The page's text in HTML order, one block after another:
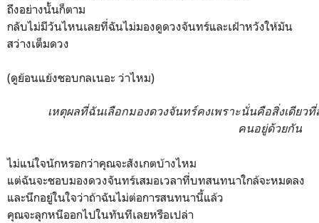
ถึงอย่างนั้นก็ตาม
กลับไม่มีวันไหนเลยที่ฉันไม่มองดูดวงจันทร์และเฝ้าหวังให้มัน
สว่างเต็มดวง
(ดูย้อนแย้งชอบกลเนอะ ว่าไหม)
เหตุผลที่ฉันเลือกมองดวงจันทร์คงเพราะนั่นคือสิ่งเดียว
คนอยู่ด้วยกัน
ไม่แน่ใจนักหรอกว่าคุณจะสังเกตบ้างไหม
แต่ฉันจะชอบมองดวงจันทร์เสมอเวลาที่บทสนทนาใกล้จะหมดลง
และนึกอยู่ในใจว่าถ้าฉันไม่ต่อการสนทนานี้แล้ว
คุณจะลุกหนีออกไปในทันทีเลยหรือเปล่า